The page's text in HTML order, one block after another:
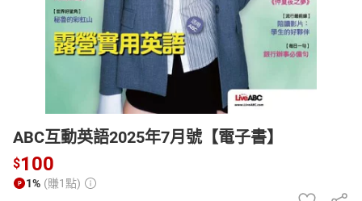
ABC互動英語2025年7月號【電子書】
$100
1% (賺1點)